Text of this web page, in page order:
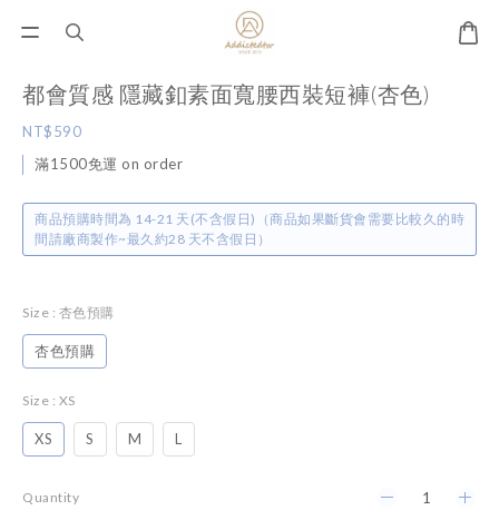
都會質感 隱藏釦素面寬腰西裝短褲(杏色)
NT$590
滿1500免運 on order
商品預購時間為 14-21 天(不含假日)（商品如果斷貨會需要比較久的時
間請廠商製作~最久約28 天不含假日）
Size : 杏色預購
杏色預購
Size : XS
XS S M L
Quantity